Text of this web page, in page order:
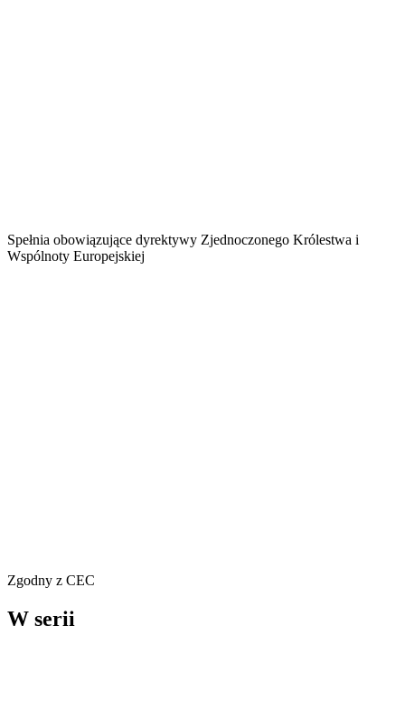
Spełnia obowiązujące dyrektywy Zjednoczonego Królestwa i
Wspólnoty Europejskiej
Zgodny z CEC
W serii